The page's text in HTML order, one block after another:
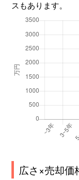
スもあります。
広さ×売却価